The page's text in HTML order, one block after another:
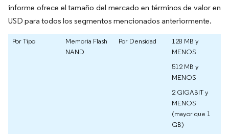
informe ofrece el tamaño del mercado en términos de valor en
USD para todos los segmentos mencionados anteriormente.
Por Tipo
Memoria Flash
NAND
Por Densidad
128 MB y
MENOS
512 MB y
MENOS
2 GIGABIT y
MENOS
(mayor que 1
GB)